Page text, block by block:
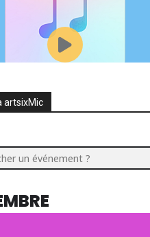
artsixMic
un événement ?